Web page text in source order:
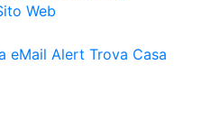
Web
eMail Alert Trova Casa